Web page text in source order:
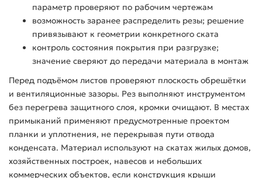
параметр проверяют по рабочим чертежам
возможность заранее распределить резы; решение
привязывают к геометрии конкретного ската
контроль состояния покрытия при разгрузке;
значение сверяют до передачи материала в монтаж
Перед подъёмом листов проверяют плоскость обрешётки
и вентиляционные зазоры. Рез выполняют инструментом
без перегрева защитного слоя, кромки очищают. В местах
примыканий применяют предусмотренные проектом
планки и уплотнения, не перекрывая пути отвода
конденсата. Материал используют на скатах жилых домов,
хозяйственных построек, навесов и небольших
коммерческих объектов, если конструкция крыши